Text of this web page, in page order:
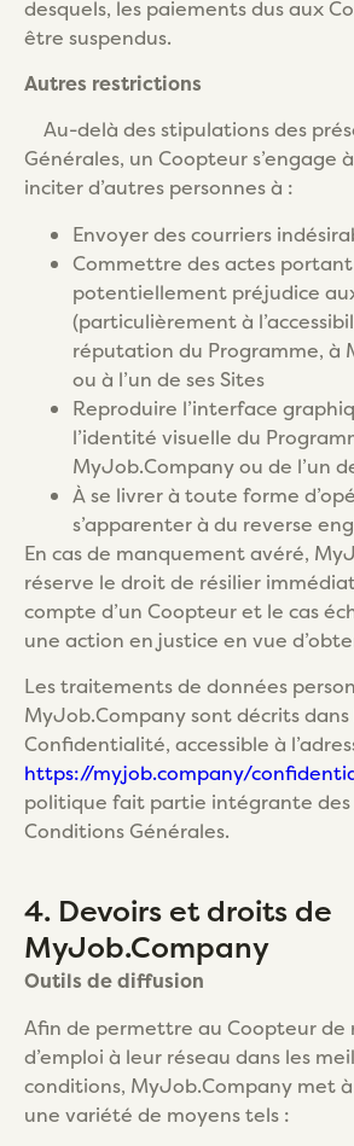
desquels, les paiements dus aux
être suspendus.
Autres restrictions
Au-delà des stipulations des
Générales, un Coopteur s’engage
inciter d’autres personnes à :
Envoyer des courriers
Commettre des actes
potentiellement préjudice
(particulièrement à
réputation du Programme, à
ou à l’un de ses Sites
Reproduire l’interface
l’identité visuelle du
MyJob.Company ou de l’un
À se livrer à toute forme
s’apparenter à du reverse
En cas de manquement avéré,
réserve le droit de résilier
compte d’un Coopteur et le cas
une action en justice en vue
Les traitements de données
MyJob.Company sont décrits
Confidentialité, accessible à
https://myjob.company/
politique fait partie intégrante des
Conditions Générales.
4. Devoirs et droits de
MyJob.Company
Outils de diffusion
Afin de permettre au Coopteur de
d’emploi à leur réseau dans les
conditions, MyJob.Company met
une variété de moyens tels :